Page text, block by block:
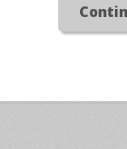
Vida e